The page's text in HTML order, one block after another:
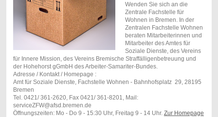
Wenden Sie sich an die
Zentrale Fachstelle für
Wohnen in Bremen. In der
Zentralen Fachstelle Wohnen
beraten Mitarbeiterinnen und
Mitarbeiter des Amtes für
Soziale Dienste, des Vereins
für Innere Mission, des Vereins Bremische Straffälligenbetreuung und
der Hohehorst gGmbH des Arbeiter-Samariter-Bundes.
Adresse / Kontakt / Homepage :
Amt für Soziale Dienste, Fachstelle Wohnen - Bahnhofsplatz 29, 28195
Bremen
Tel. 0421/ 361-2620, Fax 0421/ 361-8201, Mail:
serviceZFW@afsd.bremen.de
Öffnungszeiten: Mo - Do 9 - 15:30 Uhr, Freitag 9 - 14 Uhr. Zur Homepage